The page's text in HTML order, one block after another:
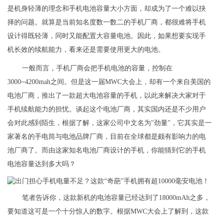
是机身轻薄的理念和手机电池容量大小方面，却成为了一个难以抉
择的问题。就算是当前知名度数一数二的手机厂商，都很难将手机
设计得既轻薄，同时又能配置大容量电池。因此，如果想要实现手
机长效的续航能力，看来还是需要使用更大的电池。
一般而言，手机厂商会把手机电池的容量，控制在
3000~4200mah之间。但是这一届MWC大会上，却有一个来自美国的
电池厂商，推出了一款超大电池容量的手机，以此来解决大家对于
手机续航能力的担忧。谈起这个电池厂商，其实国内还是不少用户
会对此感到陌生，根据了解，这家公司中文名为"劲量"，它其实是一
家著名的手电筒与电池品牌厂商，目前在全球都是颇有影响力的电
池厂商了。而由这家知名电池厂商设计的手机，你能猜到它的手机
电池容量达到多大吗？
笔者告诉你，这款新机的电池容量已经达到了18000mAh之多，
要知道这可是一个十分惊人的数字。根据MWC大会上了解到，这款